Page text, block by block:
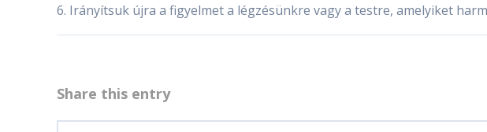
6. Irányítsuk újra a figyelmet a légzésünkre vagy a testre, amelyiket
Share this entry